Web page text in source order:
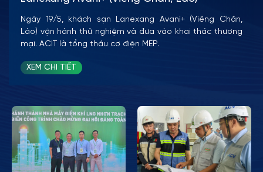
Ngày 19/5, khách sạn Lanexang Avani+ (Viêng Chăn,
Lào) vận hành thử nghiệm và đưa vào khai thác thương
mại. ACIT là tổng thầu cơ điện MEP.
XEM CHI TIẾT